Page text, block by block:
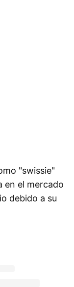
"swissie"
en el mercado
debido a su